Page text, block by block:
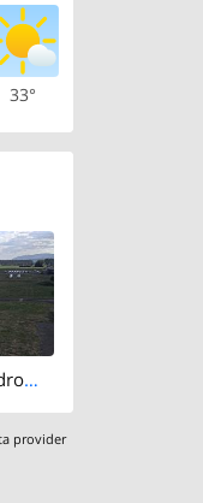
33°
South: Aerodrome Yverdon
provider